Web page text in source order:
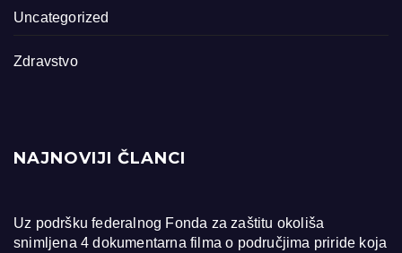
Uncategorized
Zdravstvo
NAJNOVIJI ČLANCI
Uz podršku federalnog Fonda za zaštitu okoliša
snimljena 4 dokumentarna filma o područjima priride koja